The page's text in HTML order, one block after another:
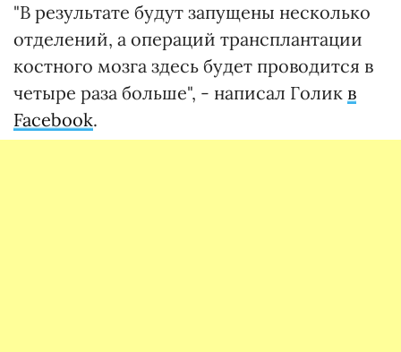
"В результате будут запущены несколько
отделений, а операций трансплантации
костного мозга здесь будет проводится в
четыре раза больше", - написал Голик в
Facebook.